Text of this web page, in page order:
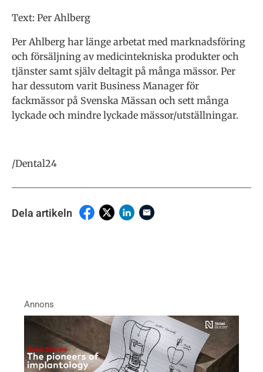
Text: Per Ahlberg
Per Ahlberg har länge arbetat med marknadsföring
och försäljning av medicintekniska produkter och
tjänster samt själv deltagit på många mässor. Per
har dessutom varit Business Manager för
fackmässor på Svenska Mässan och sett många
lyckade och mindre lyckade mässor/utställningar.
/Dental24
Dela artikeln